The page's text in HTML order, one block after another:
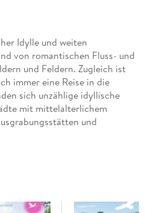
Idylle und weiten
von romantischen Fluss- und
und Feldern. Zugleich ist
immer eine Reise in die
sich unzählige idyllische
mit mittelalterlichem
und